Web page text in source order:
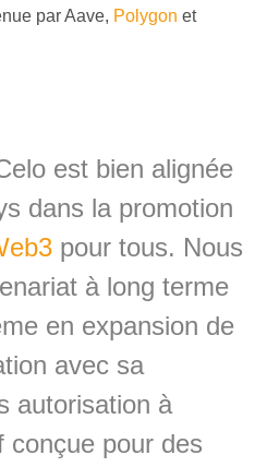
par Aave, Polygon et
est bien alignée
dans la promotion
pour tous. Nous
à long terme
en expansion de
avec sa
autorisation à
conçue pour des